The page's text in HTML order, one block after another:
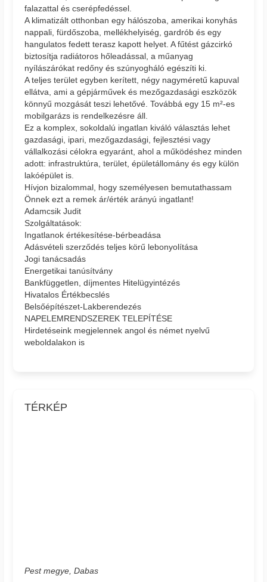
falazattal és cserépfedéssel.
A klimatizált otthonban egy hálószoba, amerikai konyhás
nappali, fürdőszoba, mellékhelyiség, gardrób és egy
hangulatos fedett terasz kapott helyet. A fűtést gázcirkó
biztosítja radiátoros hőleadással, a műanyag
nyílászárókat redőny és szúnyogháló egészíti ki.
A teljes terület egyben kerített, négy nagyméretű kapuval
ellátva, ami a gépjárművek és mezőgazdasági eszközök
könnyű mozgását teszi lehetővé. Továbbá egy 15 m²-es
mobilgarázs is rendelkezésre áll.
Ez a komplex, sokoldalú ingatlan kiváló választás lehet
gazdasági, ipari, mezőgazdasági, fejlesztési vagy
vállalkozási célokra egyaránt, ahol a működéshez minden
adott: infrastruktúra, terület, épületállomány és egy külön
lakóépület is.
Hívjon bizalommal, hogy személyesen bemutathassam
Önnek ezt a remek ár/érték arányú ingatlant!
Adamcsik Judit
Szolgáltatások:
Ingatlanok értékesítése-bérbeadása
Adásvételi szerződés teljes körű lebonyolítása
Jogi tanácsadás
Energetikai tanúsítvány
Bankfüggetlen, díjmentes Hitelügyintézés
Hivatalos Értékbecslés
Belsőépítészet-Lakberendezés
NAPELEMRENDSZEREK TELEPÍTÉSE
Hirdetéseink megjelennek angol és német nyelvű
weboldalakon is
TÉRKÉP
Pest megye, Dabas